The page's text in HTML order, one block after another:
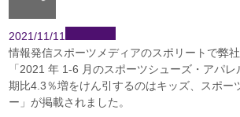
2021/11/11
情報発信スポーツメディアのスポリートで弊
「2021 年 1-6 月のスポーツシューズ・アパ
期比4.3％増をけん引するのはキッズ、スポー
ー」が掲載されました。